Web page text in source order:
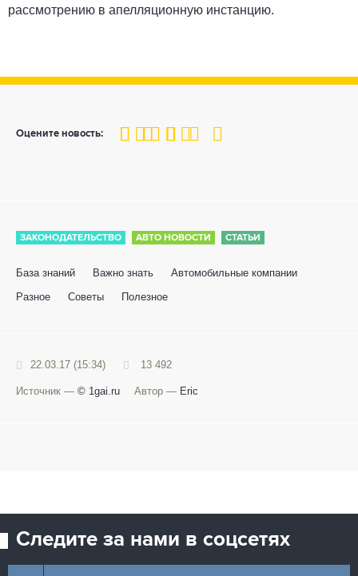
рассмотрению в апелляционную инстанцию.
Оцените новость:
100
1 2 3 4 5
ЗАКОНОДАТЕЛЬСТВО АВТО НОВОСТИ СТАТЬИ
База знаний Важно знать
Автомобильные компании
Разное
Советы Полезное
22.03.17 (15:34) 13 492
Источник — © 1gai.ru Автор — Eric
Следите за нами в соцсетях